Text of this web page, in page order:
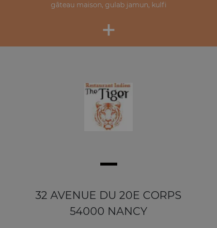
gâteau maison, gulab jamun, kulfi
+
32 AVENUE DU 20E CORPS
54000 NANCY